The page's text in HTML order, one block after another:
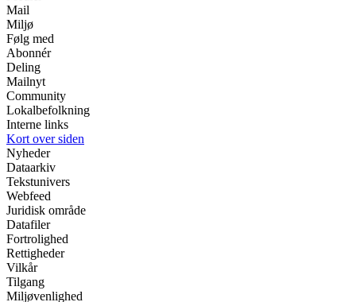
Mail
Miljø
Følg med
Abonnér
Deling
Mailnyt
Community
Lokalbefolkning
Interne links
Kort over siden
Nyheder
Dataarkiv
Tekstunivers
Webfeed
Juridisk område
Datafiler
Fortrolighed
Rettigheder
Vilkår
Tilgang
Miljøvenlighed